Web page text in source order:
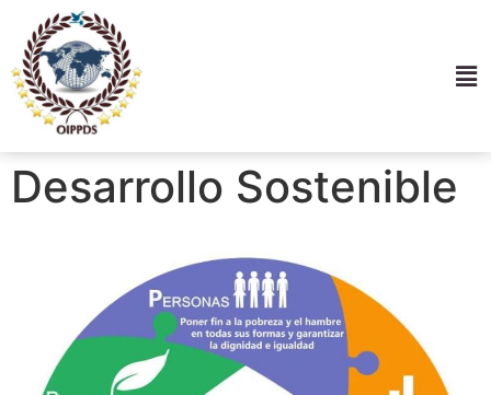
Desarrollo Sostenible